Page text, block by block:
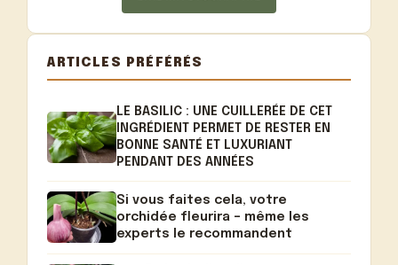
ARTICLES PRÉFÉRÉS
LE BASILIC : UNE CUILLERÉE DE CET
INGRÉDIENT PERMET DE RESTER EN
BONNE SANTÉ ET LUXURIANT
PENDANT DES ANNÉES
Si vous faites cela, votre
orchidée fleurira – même les
experts le recommandent